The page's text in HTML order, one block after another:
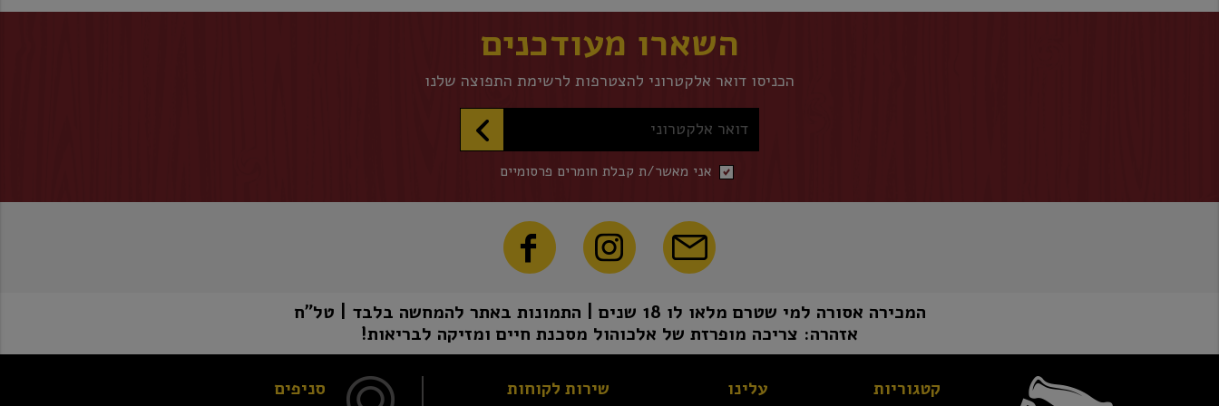
השארו מעודכנים
הכניסו דואר אלקטרוני להצטרפות לרשימת התפוצה שלנו
דואר אלקטרוני
אני מאשר/ת קבלת חומרים פרסומיים
המכירה אסורה למי שטרם מלאו לו 18 שנים | התמונות באתר להמחשה בלבד | טל"ח
אזהרה: צריכה מופרזת של אלכוהול מסכנת חיים ומזיקה לבריאות!
קטגוריות עלינו שירות לקוחות סניפים